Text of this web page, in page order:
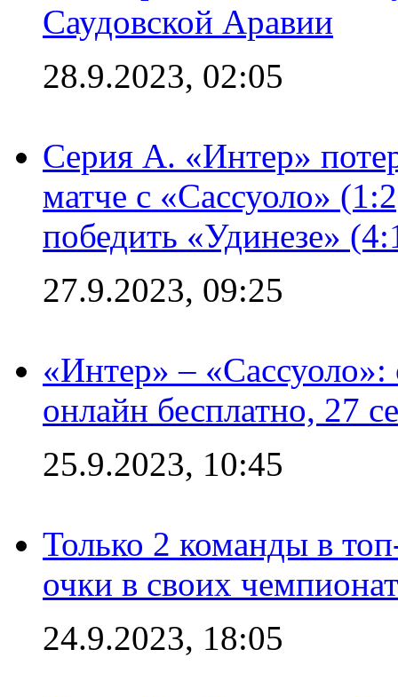
Саудовской Аравии
28.9.2023, 02:05
Серия А. «Интер»
матче с «Сассуоло»
победить «Удинезе»
27.9.2023, 09:25
«Интер» –
онлайн бесплатно, 27
25.9.2023, 10:45
Только 2 команды в
очки в своих
24.9.2023, 18:05